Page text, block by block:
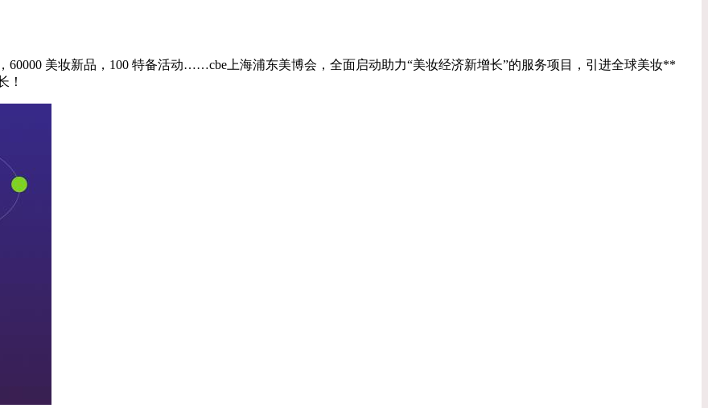
60000 美妆新品，100 特备活动……cbe上海浦东美博会，全面启动助力“美妆经济新增长”的服务项目，引进全球美妆**
！